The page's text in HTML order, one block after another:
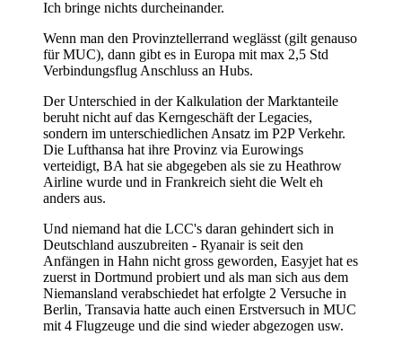
Ich bringe nichts durcheinander.
Wenn man den Provinztellerrand weglässt (gilt genauso
für MUC), dann gibt es in Europa mit max 2,5 Std
Verbindungsflug Anschluss an Hubs.
Der Unterschied in der Kalkulation der Marktanteile
beruht nicht auf das Kerngeschäft der Legacies,
sondern im unterschiedlichen Ansatz im P2P Verkehr.
Die Lufthansa hat ihre Provinz via Eurowings
verteidigt, BA hat sie abgegeben als sie zu Heathrow
Airline wurde und in Frankreich sieht die Welt eh
anders aus.
Und niemand hat die LCC's daran gehindert sich in
Deutschland auszubreiten - Ryanair is seit den
Anfängen in Hahn nicht gross geworden, Easyjet hat es
zuerst in Dortmund probiert und als man sich aus dem
Niemansland verabschiedet hat erfolgte 2 Versuche in
Berlin, Transavia hatte auch einen Erstversuch in MUC
mit 4 Flugzeuge und die sind wieder abgezogen usw.